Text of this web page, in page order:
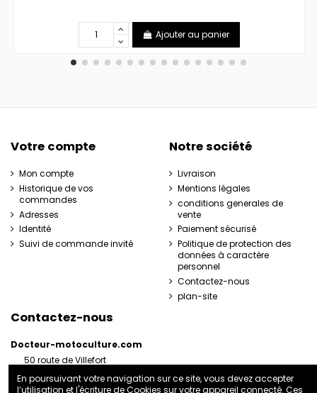
Ajouter au panier
Votre compte
Mon compte
Historique de vos
commandes
Adresses
Identité
Suivi de commande invité
Notre société
Livraison
Mentions légales
conditions generales de
vente
Paiement sécurisé
Politique de protection des
données à caractère
personnel
Contactez-nous
plan-site
Contactez-nous
Docteur-motoculture.com
50 route de Villefort
France
En poursuivant votre navigation sur ce site, vous devez accepter
l’utilisation et l'écriture de Cookies sur votre appareil connecté. Ces